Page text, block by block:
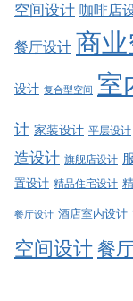
空间设计 咖啡店
餐厅设计 商
设计 复合型空间 室
计 家装设计 平层设计
造设计 旗舰店设计
置设计 精品住宅设计
餐厅设计 酒店室内设计
空间设计餐